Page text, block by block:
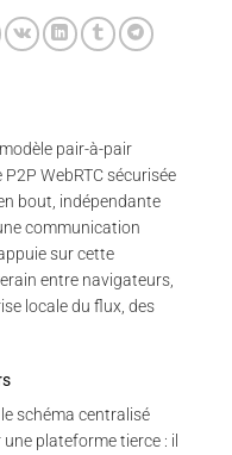
pair-à-pair
WebRTC sécurisée
bout, indépendante
communication
sur cette
entre navigateurs,
locale du flux, des
schéma centralisé
plateforme tierce : il